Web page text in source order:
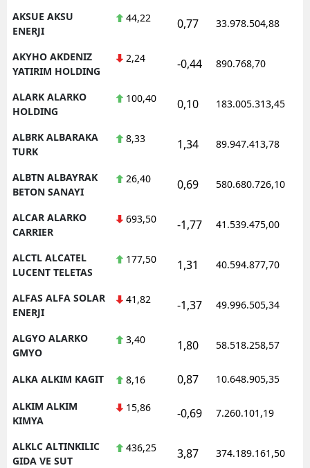
Sinop
Tokat
Şanlıurfa
Uşak
Zonguldak
Kırıkkale
Batman
AKSUE AKSU
ENERJI
44,22 0,77 33.978.504,88
AKYHO AKDENIZ
YATIRIM HOLDING
2,24 -0,44 890.768,70
ALARK ALARKO
HOLDING
100,40 0,10 183.005.313,45
ALBRK ALBARAKA
TURK
8,33 1,34 89.947.413,78
ALBTN ALBAYRAK
BETON SANAYI
26,40 0,69 580.680.726,10
ALCAR ALARKO
CARRIER
693,50 -1,77 41.539.475,00
ALCTL ALCATEL
LUCENT TELETAS
177,50 1,31 40.594.877,70
ALFAS ALFA SOLAR
ENERJI
41,82 -1,37 49.996.505,34
ALGYO ALARKO
GMYO
3,40 1,80 58.518.258,57
ALKA ALKIM KAGIT 8,16 0,87 10.648.905,35
ALKIM ALKIM
KIMYA
15,86 -0,69 7.260.101,19
ALKLC ALTINKILIC
GIDA VE SUT
436,25 3,87 374.189.161,50